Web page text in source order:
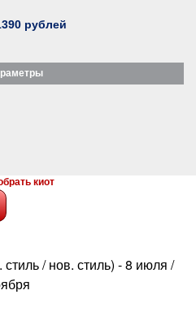
рублей
киот
/ нов. стиль) - 8 июля /